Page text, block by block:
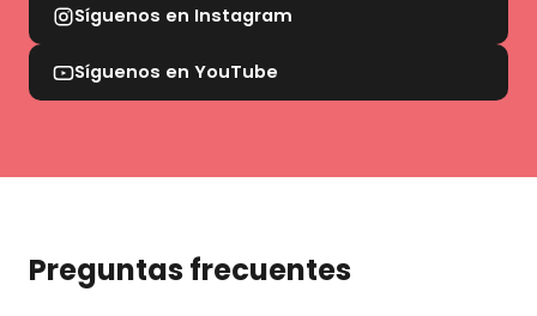
Síguenos en Instagram
Síguenos en YouTube
Preguntas frecuentes